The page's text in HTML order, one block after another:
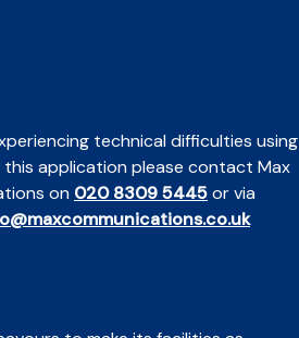
technical difficulties using
application please contact Max
on 020 8309 5445or via